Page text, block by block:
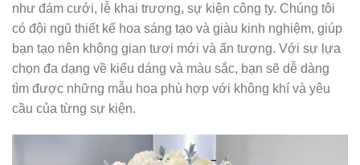
như đám cưới, lễ khai trương, sự kiện công ty. Chúng tôi
có đội ngũ thiết kế hoa sáng tạo và giàu kinh nghiệm, giúp
bạn tạo nên không gian tươi mới và ấn tượng. Với sự lựa
chọn đa dạng về kiểu dáng và màu sắc, bạn sẽ dễ dàng
tìm được những mẫu hoa phù hợp với không khí và yêu
cầu của từng sự kiện.